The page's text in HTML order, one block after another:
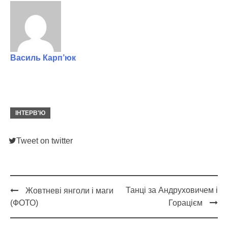
Василь Карп’юк
ІНТЕРВ'Ю
Tweet on twitter
Post
navigation
Жовтневі янголи і маги
(ФОТО)
Танці за Андруховичем і
Горацієм